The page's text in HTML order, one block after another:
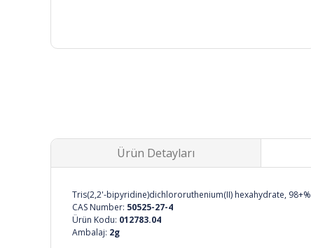
Ürün Detayları
Tris(2,2'-bipyridine)dichlororuthenium(II) hexahydrate, 98+%
CAS Number: 50525-27-4
Ürün Kodu: 012783.04
Ambalaj: 2g